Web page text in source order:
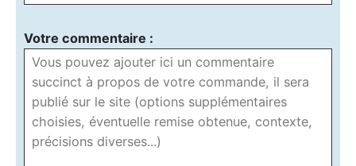
Votre commentaire :